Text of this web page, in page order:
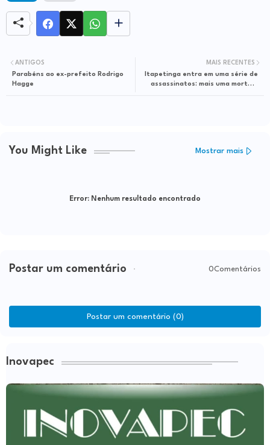
MAIS RECENTES
Itapetinga entra em uma série de
assassinatos: mais uma morte e
ANTIGOS
Parabéns ao ex-prefeito Rodrigo
Hagge
You Might Like Mostrar mais
Error: Nenhum resultado encontrado
Postar um comentário 0Comentários
Postar um comentário (0)
Inovapec